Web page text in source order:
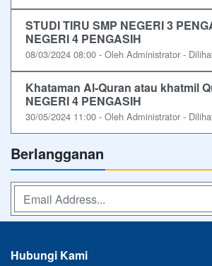
STUDI TIRU SMP NEGERI 3
NEGERI 4 PENGASIH
08/03/2024 08:00 - Oleh Administrator -
Khataman Al-Quran atau khatmil
NEGERI 4 PENGASIH
30/05/2024 11:00 - Oleh Administrator -
Berlangganan
Hubungi Kami